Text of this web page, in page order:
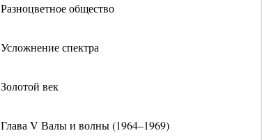
Разноцветное общество
Усложнение спектра
Золотой век
Глава V Валы и волны (1964–1969)